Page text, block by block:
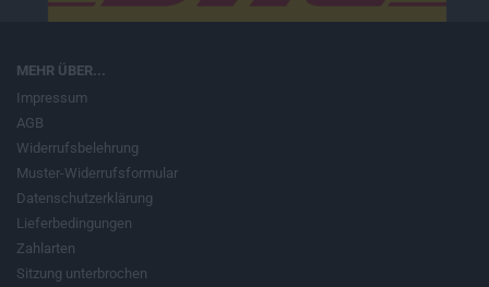
MEHR ÜBER...
Impressum
AGB
Widerrufsbelehrung
Muster-Widerrufsformular
Datenschutzerklärung
Lieferbedingungen
Zahlarten
Sitzung unterbrochen